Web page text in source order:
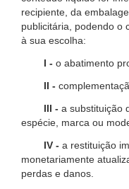
recipiente, da
publicitária, podendo o
à sua escolha:
I - o abatimento
II -
III - a substituição
espécie, marca ou
IV - a restituição
monetariamente
perdas e danos.